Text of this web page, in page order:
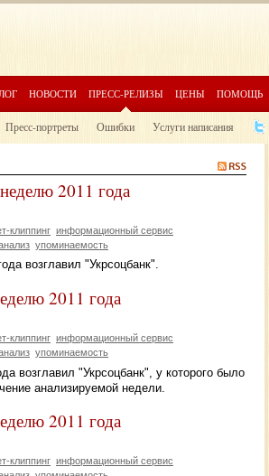
НОВОСТИ ПРЕСС-РЕЛИЗЫ ЦЕНЫ ПОМОЩЬ
Пресс-портреты Ошибки Услуги написания
2011 года
клиппинг информационный сервис
упоминаемость
возглавил "Укрсоцбанк".
2011 года
клиппинг информационный сервис
упоминаемость
возглавил "Укрсоцбанк", у которого было
анализируемой недели.
2011 года
клиппинг информационный сервис